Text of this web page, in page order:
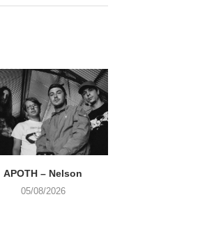
APOTH – Nelson
05/08/2026